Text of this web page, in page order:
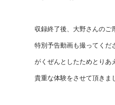
収録終了後、大野さんのご
特別予告動画も撮ってくだ
がくぜんとしたためとりあ
貴重な体験をさせて頂きま